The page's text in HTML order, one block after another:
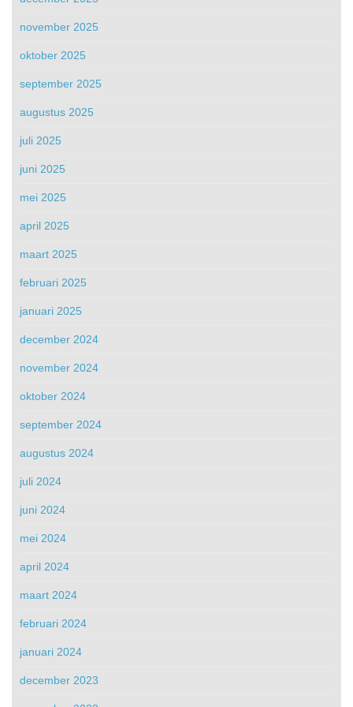
november 2025
oktober 2025
september 2025
augustus 2025
juli 2025
juni 2025
mei 2025
april 2025
maart 2025
februari 2025
januari 2025
december 2024
november 2024
oktober 2024
september 2024
augustus 2024
juli 2024
juni 2024
mei 2024
april 2024
maart 2024
februari 2024
januari 2024
december 2023